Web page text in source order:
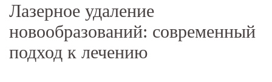
Лазерное удаление
новообразований: современный
подход к лечению